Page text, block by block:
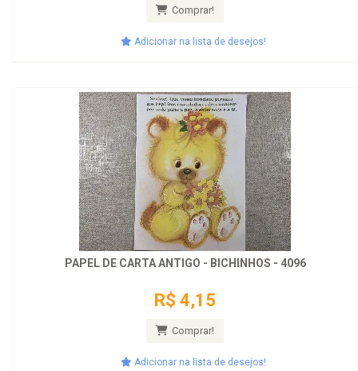
Comprar!
Adicionar na lista de desejos!
PAPEL DE CARTA ANTIGO - BICHINHOS - 4096
R$ 4,15
Comprar!
Adicionar na lista de desejos!